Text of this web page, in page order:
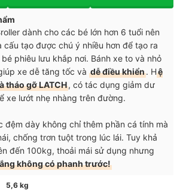
dành cho các bé lớn hơn 6 tuổi nên
tạo được chú ý nhiều hơn để tạo ra
phiêu lưu khắp nơi. Bánh xe to và nhỏ
xe dễ tăng tốc và dễ điều khiển. Hệ
tháo gỡ LATCH, có tác dụng giảm dư
xe lướt nhẹ nhàng trên đường.
đệm dày không chỉ thêm phần cá tính mà
chống trơn tuột trong lúc lái. Tuy khả
đến 100kg, thoải mái sử dụng nhưng
không có phanh trước!
5,6 kg